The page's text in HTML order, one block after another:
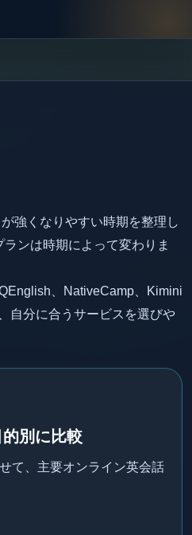
強くなりやすい時期を整理し
ンは時期によって変わりま
、NativeCamp、Kimini
自分に合うサービスを選びや
別に比較
て、主要オンライン英会話